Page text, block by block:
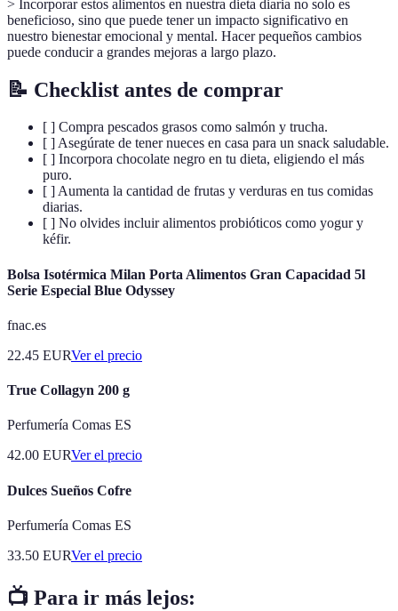
> Incorporar estos alimentos en nuestra dieta diaria no solo es
beneficioso, sino que puede tener un impacto significativo en
nuestro bienestar emocional y mental. Hacer pequeños cambios
puede conducir a grandes mejoras a largo plazo.
📝 Checklist antes de comprar
[ ] Compra pescados grasos como salmón y trucha.
[ ] Asegúrate de tener nueces en casa para un snack saludable.
[ ] Incorpora chocolate negro en tu dieta, eligiendo el más
puro.
[ ] Aumenta la cantidad de frutas y verduras en tus comidas
diarias.
[ ] No olvides incluir alimentos probióticos como yogur y
kéfir.
Bolsa Isotérmica Milan Porta Alimentos Gran Capacidad 5l
Serie Especial Blue Odyssey
fnac.es
22.45 EURVer el precio
True Collagyn 200 g
Perfumería Comas ES
42.00 EURVer el precio
Dulces Sueños Cofre
Perfumería Comas ES
33.50 EURVer el precio
📺 Para ir más lejos: